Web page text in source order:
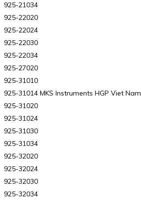
925-21034
925-22020
925-22024
925-22030
925-22034
925-27020
925-31010
925-31014 MKS Instruments HGP Viet Nam
925-31020
925-31024
925-31030
925-31034
925-32020
925-32024
925-32030
925-32034